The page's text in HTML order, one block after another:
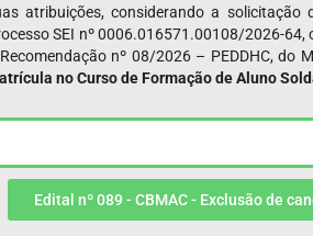
atribuições, considerando a
SEI nº 0006.016571.00108/2026-
nº 08/2026 – PEDDHC,
no Curso de Formação deAluno
Edital nº 089 - CBMAC - Exclusão de